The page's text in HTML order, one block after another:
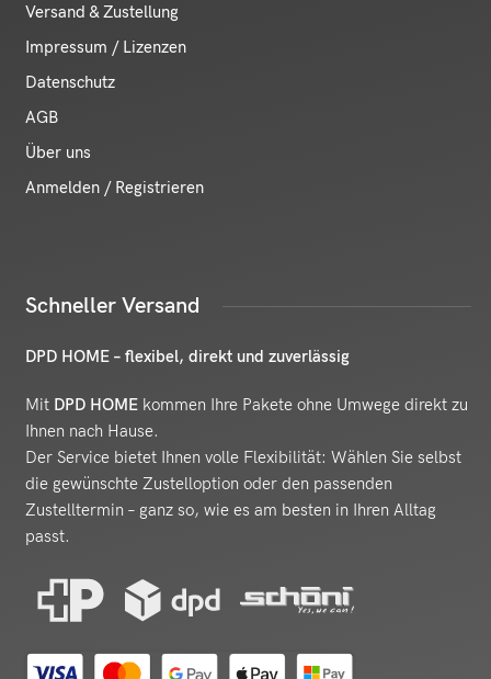
Versand & Zustellung
Impressum / Lizenzen
Datenschutz
AGB
Über uns
Anmelden / Registrieren
Schneller Versand
DPD HOME – flexibel, direkt und zuverlässig
Mit DPD HOME kommen Ihre Pakete ohne Umwege direkt zu
Ihnen nach Hause.
Der Service bietet Ihnen volle Flexibilität: Wählen Sie selbst
die gewünschte Zustelloption oder den passenden
Zustelltermin – ganz so, wie es am besten in Ihren Alltag
passt.